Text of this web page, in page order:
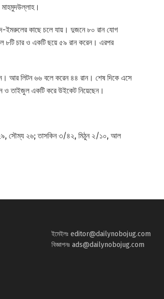
ইমরুলের কাছে চলে যায়। দুজনে ৮০ রান যোগ
চার ও একটি ছয়ে ৫৯ রান করেন। এরপর
আর লিটন ৬৬ বলে করেন ৪৪ রান। শেষ দিকে এসে
ও তাইজুল একটি করে উইকেট নিয়েছেন।
সৌম্য ২৬; তাসকিন ৩/৪২, মিঠুন ২/১০, আল
ইমেইলঃ editor@dailynobojug.com
বিজ্ঞাপনঃ ads@dailynobojug.com